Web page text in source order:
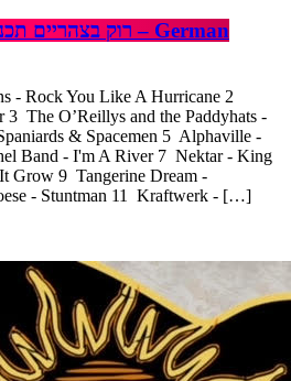
- Rock You Like A Hurricane 2
3 The O’Reillys and the Paddyhats -
& Spacemen 5 Alphaville -
Band - I'm A River 7 Nektar - King
Grow 9 Tangerine Dream -
- Stuntman 11 Kraftwerk - […]